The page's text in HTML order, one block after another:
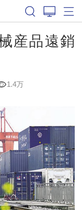
産品遠銷
1.4万